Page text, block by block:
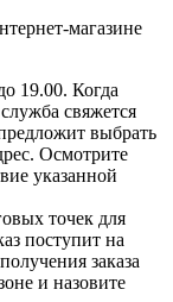
магазине
19.00. Когда
свяжется
выбрать
Осмотрите
указанной
точек для
поступит на
заказа
и назовите